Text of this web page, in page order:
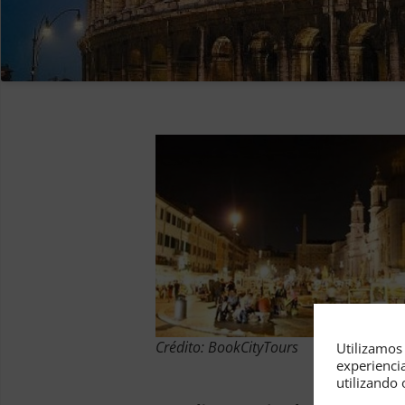
Crédito: BookCityTours
utilizando